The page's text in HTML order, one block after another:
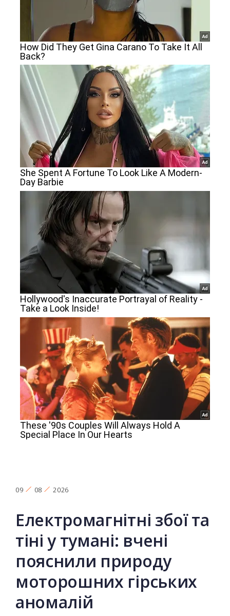
09 08 2026
Електромагнітні збої та
тіні у тумані: вчені
пояснили природу
моторошних гірських
аномалій